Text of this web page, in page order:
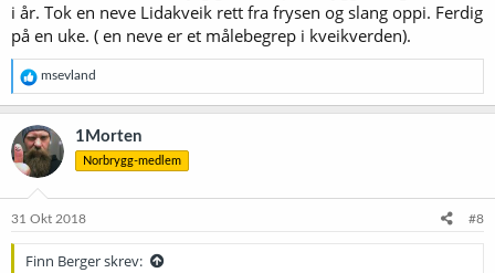
i år. Tok en neve Lidakveik rett fra frysen og slang oppi. Ferdig
på en uke. ( en neve er et målebegrep i kveikverden).
R
e
a
k
s
j
o
e
msevland
1Morten
Norbrygg-medlem
31 Okt 2018 #8
Finn Berger skrev: